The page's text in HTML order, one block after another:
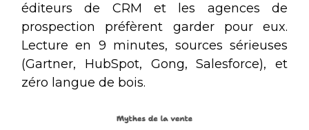
éditeurs de CRM et les agences de
prospection préfèrent garder pour eux.
Lecture en 9 minutes, sources sérieuses
(Gartner, HubSpot, Gong, Salesforce), et
zéro langue de bois.